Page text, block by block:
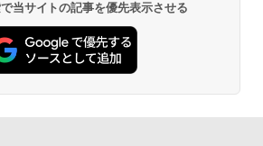
当サイトの記事を優先表示させる